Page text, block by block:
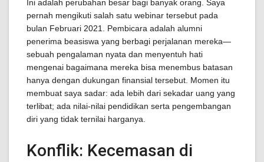
Ini adalah perubahan besar bagi banyak orang. Saya
pernah mengikuti salah satu webinar tersebut pada
bulan Februari 2021. Pembicara adalah alumni
penerima beasiswa yang berbagi perjalanan mereka—
sebuah pengalaman nyata dan menyentuh hati
mengenai bagaimana mereka bisa menembus batasan
hanya dengan dukungan finansial tersebut. Momen itu
membuat saya sadar: ada lebih dari sekadar uang yang
terlibat; ada nilai-nilai pendidikan serta pengembangan
diri yang tidak ternilai harganya.
Konflik: Kecemasan di